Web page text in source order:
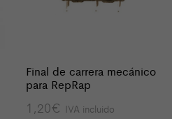
Final de carrera mecánico
para RepRap
1,20€ IVA incluido